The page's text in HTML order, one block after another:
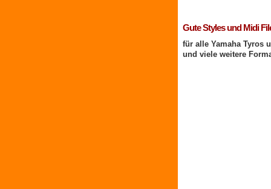
Gute Styles und Midi
für alle Yamaha Tyros
und viele weitere